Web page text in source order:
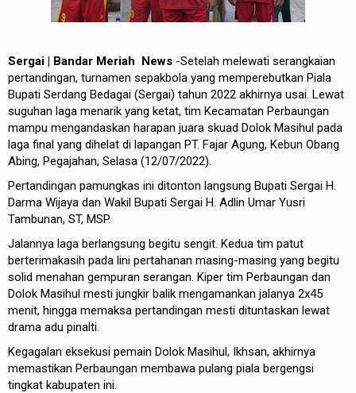
Sergai | Bandar Meriah News -Setelah melewati serangkaian
pertandingan, turnamen sepakbola yang memperebutkan Piala
Bupati Serdang Bedagai (Sergai) tahun 2022 akhirnya usai. Lewat
suguhan laga menarik yang ketat, tim Kecamatan Perbaungan
mampu mengandaskan harapan juara skuad Dolok Masihul pada
laga final yang dihelat di lapangan PT. Fajar Agung, Kebun Obang
Abing, Pegajahan, Selasa (12/07/2022).
Pertandingan pamungkas ini ditonton langsung Bupati Sergai H.
Darma Wijaya dan Wakil Bupati Sergai H. Adlin Umar Yusri
Tambunan, ST, MSP.
Jalannya laga berlangsung begitu sengit. Kedua tim patut
berterimakasih pada lini pertahanan masing-masing yang begitu
solid menahan gempuran serangan. Kiper tim Perbaungan dan
Dolok Masihul mesti jungkir balik mengamankan jalanya 2x45
menit, hingga memaksa pertandingan mesti dituntaskan lewat
drama adu pinalti.
Kegagalan eksekusi pemain Dolok Masihul, Ikhsan, akhirnya
memastikan Perbaungan membawa pulang piala bergengsi
tingkat kabupaten ini.